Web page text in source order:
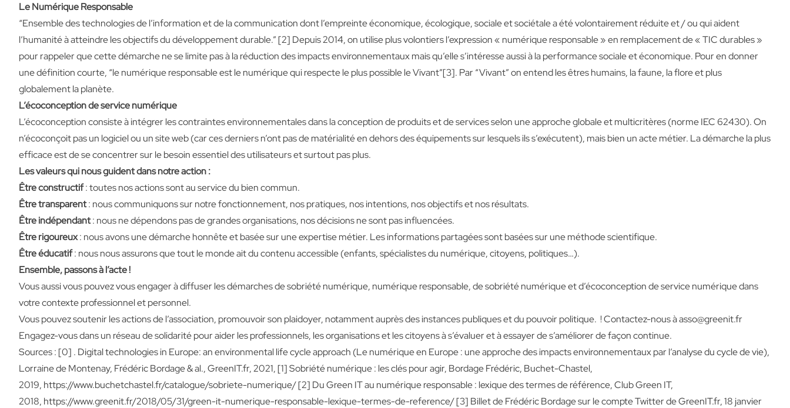
Le Numérique Responsable
“Ensemble des technologies de l’information et de la communication dont l’empreinte économique, écologique, sociale et sociétale a été volontairement réduite et / ou qui aident
l’humanité à atteindre les objectifs du développement durable.” [2] Depuis 2014, on utilise plus volontiers l’expression « numérique responsable » en remplacement de « TIC durables »
pour rappeler que cette démarche ne se limite pas à la réduction des impacts environnementaux mais qu’elle s’intéresse aussi à la performance sociale et économique. Pour en donner
une définition courte, “le numérique responsable est le numérique qui respecte le plus possible le Vivant”[3]. Par “Vivant” on entend les êtres humains, la faune, la flore et plus
globalement la planète.
L’écoconception de service numérique
L’écoconception consiste à intégrer les contraintes environnementales dans la conception de produits et de services selon une approche globale et multicritères (norme IEC 62430). On
n’écoconçoit pas un logiciel ou un site web (car ces derniers n’ont pas de matérialité en dehors des équipements sur lesquels ils s’exécutent), mais bien un acte métier. La démarche la plus
efficace est de se concentrer sur le besoin essentiel des utilisateurs et surtout pas plus.
Les valeurs qui nous guident dans notre action :
Être constructif: toutes nos actions sont au service du bien commun.
Être transparent: nous communiquons sur notre fonctionnement, nos pratiques, nos intentions, nos objectifs et nos résultats.
Être indépendant: nous ne dépendons pas de grandes organisations, nos décisions ne sont pas influencées.
Être rigoureux: nous avons une démarche honnête et basée sur une expertise métier. Les informations partagées sont basées sur une méthode scientifique.
Être éducatif: nous nous assurons que tout le monde ait du contenu accessible (enfants, spécialistes du numérique, citoyens, politiques…).
Ensemble, passons à l’acte !
Vous aussi vous pouvez vous engager à diffuser les démarches de sobriété numérique, numérique responsable, de sobriété numérique et d’écoconception de service numérique dans
votre contexte professionnel et personnel.
Vous pouvez soutenir les actions de l’association, promouvoir son plaidoyer, notamment auprès des instances publiques et du pouvoir politique. ! Contactez-nous àasso@greenit.fr
Engagez-vous dans un réseau de solidarité pour aider les professionnels, les organisations et les citoyens à s’évaluer et à essayer de s’améliorer de façon continue.
Sources : [0] . Digital technologies in Europe: an environmental life cycle approach (Le numérique en Europe : une approche des impacts environnementaux par l’analyse du cycle de vie),
Lorraine de Montenay, Frédéric Bordage & al., GreenIT.fr, 2021, [1] Sobriété numérique : les clés pour agir, Bordage Frédéric, Buchet-Chastel,
2019, https://www.buchetchastel.fr/catalogue/sobriete-numerique/[2] Du Green IT au numérique responsable : lexique des termes de référence, Club Green IT,
2018, https://www.greenit.fr/2018/05/31/green-it-numerique-responsable-lexique-termes-de-reference/[3] Billet de Frédéric Bordage sur le compte Twitter de GreenIT.fr, 18 janvier